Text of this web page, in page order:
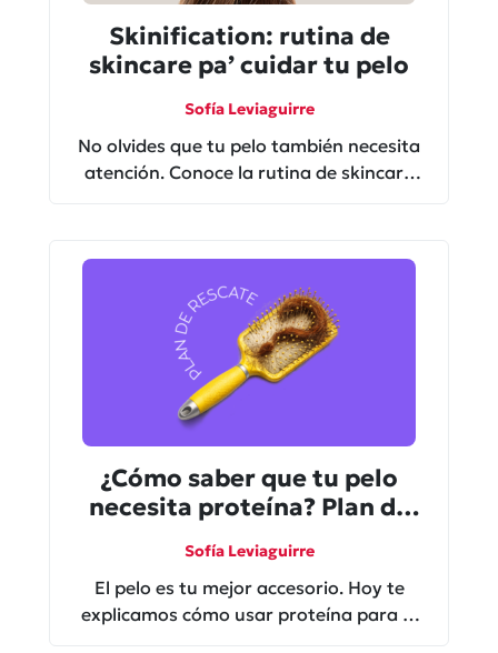
Skinification: rutina de
skincare pa’ cuidar tu pelo
Sofía Leviaguirre
No olvides que tu pelo también necesita
atención. Conoce la rutina de skincare
¿Cómo saber que tu pelo
necesita proteína? Plan de
Sofía Leviaguirre
El pelo es tu mejor accesorio. Hoy te
explicamos cómo usar proteína para el